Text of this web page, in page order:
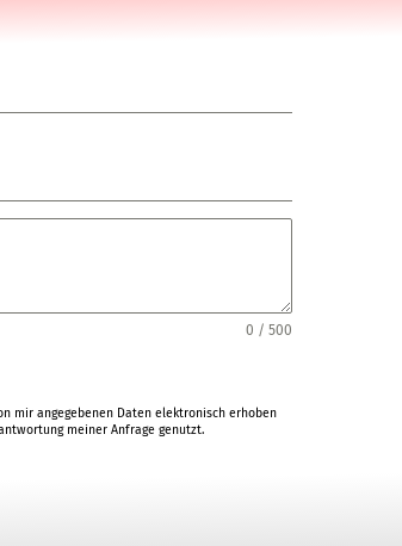
0 / 500
mir angegebenen Daten elektronisch erhoben
meiner Anfrage genutzt.